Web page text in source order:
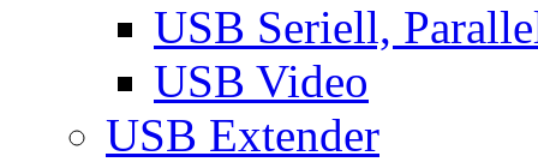
USB Seriell,
USB Video
USB Extender